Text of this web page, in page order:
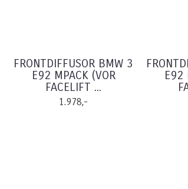
FRONTDIFFUSOR BMW 3
E92 MPACK (VOR
FACELIFT ...
1.978,-
E92